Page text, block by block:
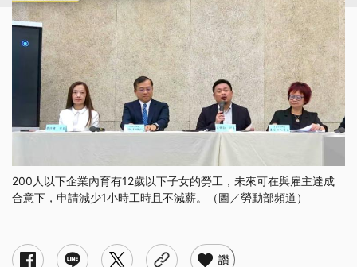
200人以下企業內育有12歲以下子女的勞工，未來可在與雇主達成
合意下，申請減少1小時工時且不減薪。（圖／勞動部頻道）
讚